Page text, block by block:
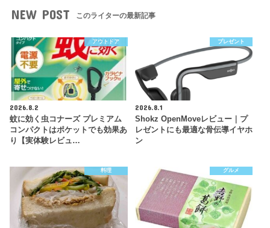
NEW POST このライターの最新記事
アウトドア
2026.8.2
蚊に効く虫コナーズ プレミアム
コンパクトはポケットでも効果あ
り【実体験レビュ…
プレゼント
2026.8.1
Shokz OpenMoveレビュー｜プ
レゼントにも最適な骨伝導イヤホ
ン
料理 グルメ